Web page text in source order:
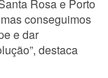
Rosa e Porto
conseguimos
e dar
destaca